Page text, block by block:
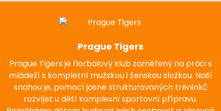
Prague Tigers
Prague Tigers je florbalový klub zaměřený na práci s
mládeží s kompletní mužskou i ženskou složkou. Naší
snahou je, pomocí jasně strukturovaných tréninků
rozvíjet u dětí komplexní sportovní přípravu.